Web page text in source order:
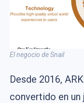
El negocio de Snail
Desde 2016,
convertido en un